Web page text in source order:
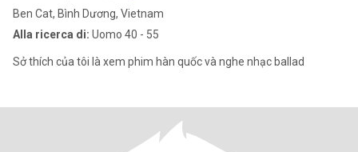
Ben Cat, Bình Dương, Vietnam
Alla ricerca di: Uomo 40 - 55
Sở thích của tôi là xem phim hàn quốc và nghe nhạc ballad